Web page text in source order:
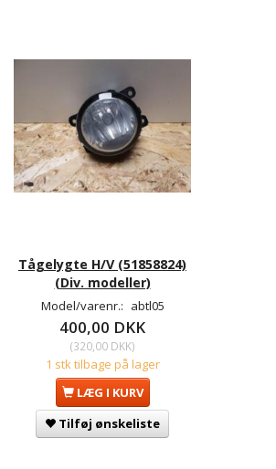
Tågelygte H/V (51858824)
(Div. modeller)
Model/varenr.: abtl05
400,00 DKK
(320,00 DKK)
1 stk tilbage på lager
LÆG I KURV
Tilføj ønskeliste